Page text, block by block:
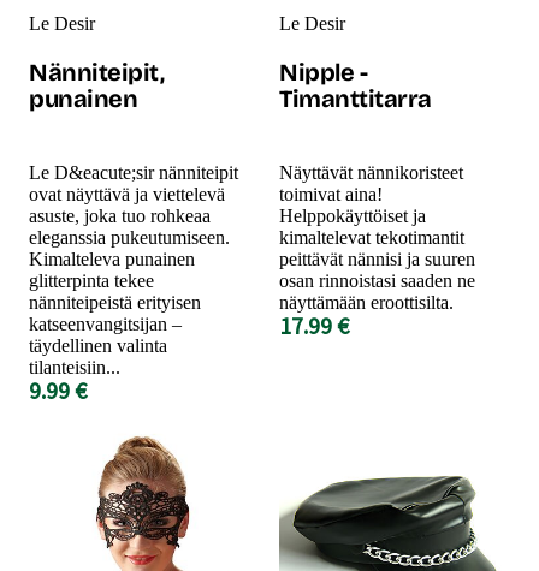
Le Desir
Nänniteipit,
punainen
Le D&eacute;sir nänniteipit
ovat näyttävä ja viettelevä
asuste, joka tuo rohkeaa
eleganssia pukeutumiseen.
Kimalteleva punainen
glitterpinta tekee
nänniteipeistä erityisen
katseenvangitsijan –
täydellinen valinta
tilanteisiin...
9.99 €
Le Desir
Nipple -
Timanttitarra
Näyttävät nännikoristeet
toimivat aina!
Helppokäyttöiset ja
kimaltelevat tekotimantit
peittävät nännisi ja suuren
osan rinnoistasi saaden ne
näyttämään eroottisilta.
17.99 €